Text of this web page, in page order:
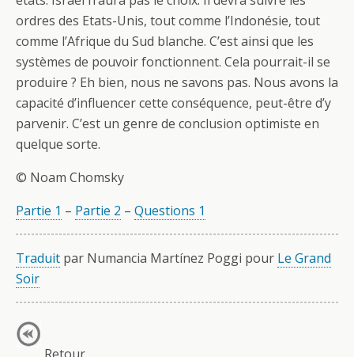
ordres des Etats-Unis, tout comme l’Indonésie, tout
comme l’Afrique du Sud blanche. C’est ainsi que les
systèmes de pouvoir fonctionnent. Cela pourrait-il se
produire ? Eh bien, nous ne savons pas. Nous avons la
capacité d’influencer cette conséquence, peut-être d’y
parvenir. C’est un genre de conclusion optimiste en
quelque sorte.
© Noam Chomsky
Partie 1 – Partie 2 – Questions 1
Traduit par Numancia Martínez Poggi pour Le Grand
Soir